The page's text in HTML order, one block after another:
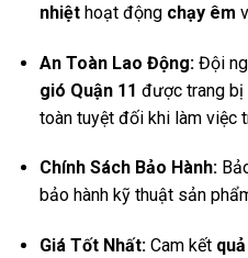
nhiệthoạt động chạy êm
An Toàn Lao Động:Đội
gió Quận 11 được trang bị
toàn tuyệt đối khi làm việc
Chính Sách Bảo Hành:
bảo hành kỹ thuật sản
Giá Tốt Nhất:Cam kết